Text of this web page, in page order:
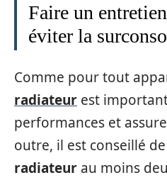
Faire un
éviter la
Comme pour tout
radiateur est
performances et
outre, il est conseillé
radiateur au moins